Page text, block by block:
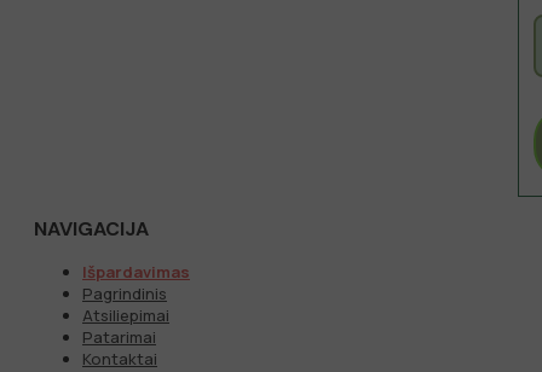
NAVIGACIJA
Išpardavimas
Pagrindinis
Atsiliepimai
Patarimai
Kontaktai